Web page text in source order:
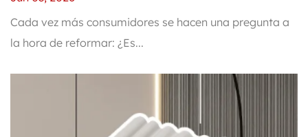
buena apariencia, una elección
responsable
Cada vez más consumidores se hacen una pregunta a
la hora de reformar: ¿Es...